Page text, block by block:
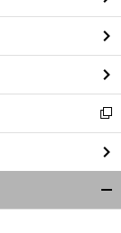
ン
ド
ウ
で
開
く
新
し
い
ウ
ィ
ン